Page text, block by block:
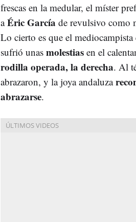
frescas en la medular, el míster
aÉric García de revulsivo como
Lo cierto es que el
sufrió unas molestias en el
rodilla operada, la derecha. Al
abrazaron, y la joya andaluza
abrazarse.